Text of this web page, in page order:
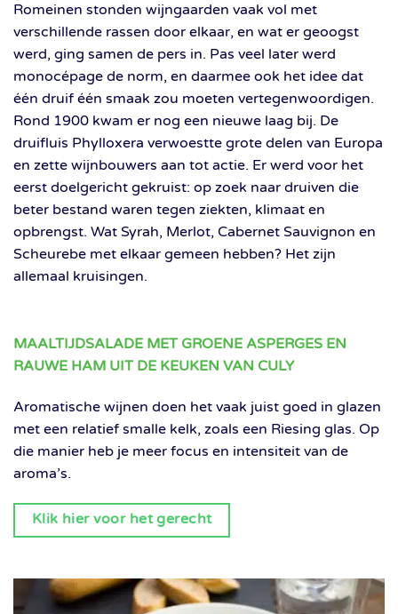
Romeinen stonden wijngaarden vaak vol met
verschillende rassen door elkaar, en wat er geoogst
werd, ging samen de pers in. Pas veel later werd
monocépage de norm, en daarmee ook het idee dat
één druif één smaak zou moeten vertegenwoordigen.
Rond 1900 kwam er nog een nieuwe laag bij. De
druifluis Phylloxera verwoestte grote delen van Europa
en zette wijnbouwers aan tot actie. Er werd voor het
eerst doelgericht gekruist: op zoek naar druiven die
beter bestand waren tegen ziekten, klimaat en
opbrengst. Wat Syrah, Merlot, Cabernet Sauvignon en
Scheurebe met elkaar gemeen hebben? Het zijn
allemaal kruisingen.
MAALTIJDSALADE MET GROENE ASPERGES EN
RAUWE HAM UIT DE KEUKEN VAN CULY
Aromatische wijnen doen het vaak juist goed in glazen
met een relatief smalle kelk, zoals een Riesing glas. Op
die manier heb je meer focus en intensiteit van de
aroma’s.
Klik hier voor het gerecht